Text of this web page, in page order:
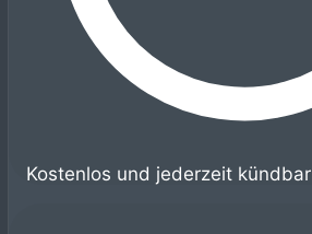
Kostenlos und jederzeit kündbar